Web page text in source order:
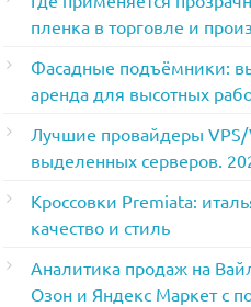
пленка в торговле и
Фасадные подъёмники:
аренда для высотных
Лучшие провайдеры VPS/
выделенных серверов.
Кроссовки Premiata:
качество и стиль
Аналитика продаж на
Озон и Яндекс Маркет с